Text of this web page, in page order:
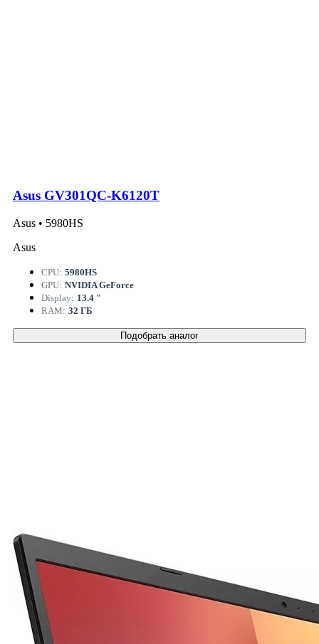
Asus GV301QC-K6120T
Asus • 5980HS
Asus
CPU: 5980HS
GPU: NVIDIA GeForce
Display: 13.4 "
RAM: 32 ГБ
Подобрать аналог